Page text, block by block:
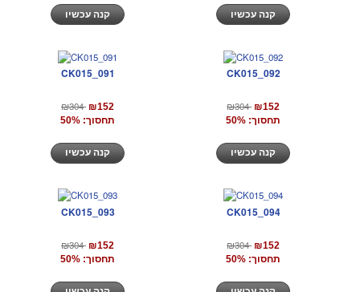
CK015_091
₪304 ₪152
תחסוך: 50%
CK015_092
₪304 ₪152
תחסוך: 50%
CK015_093
₪304 ₪152
תחסוך: 50%
CK015_094
₪304 ₪152
תחסוך: 50%